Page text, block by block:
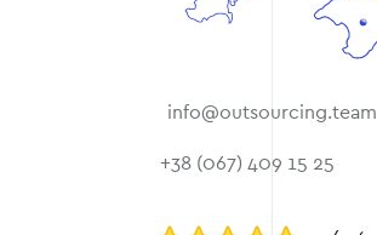
info@outsourcing.team
+38 (067) 409 15 25